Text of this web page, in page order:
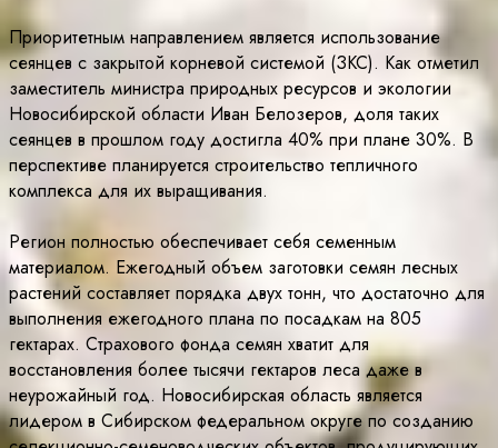
Приоритетным направлением является использование
сеянцев с закрытой корневой системой (ЗКС). Как отметил
заместитель министра природных ресурсов и экологии
Новосибирской области Иван Белозеров, доля таких
сеянцев в прошлом году достигла 40% при плане 30%. В
перспективе планируется строительство тепличного
комплекса для их выращивания.
Регион полностью обеспечивает себя семенным
материалом. Ежегодный объем заготовки семян лесных
растений составляет порядка двух тонн, что достаточно для
выполнения ежегодного плана по посадкам на 805
гектарах. Страхового фонда семян хватит для
восстановления более тысячи гектаров леса даже в
неурожайный год. Новосибирская область является
лидером в Сибирском федеральном округе по созданию